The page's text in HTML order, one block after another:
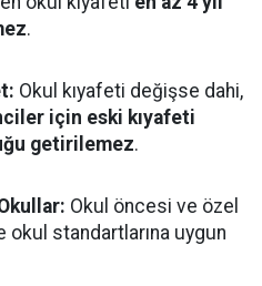
.
Okul kıyafeti değişse dahi,
için eski kıyafeti
getirilemez.
Okul öncesi ve özel
standartlarına uygun